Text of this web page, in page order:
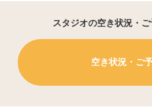
スタジオの空き状況・ご
空き状況・ご